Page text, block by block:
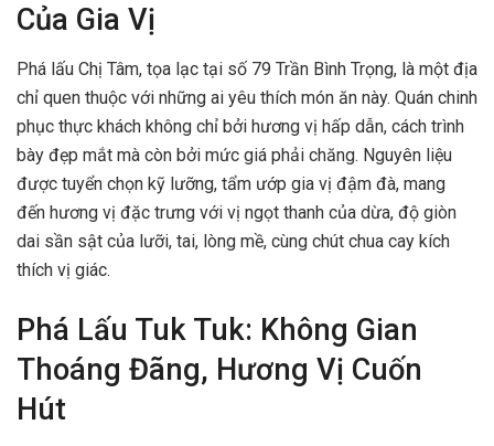
Của Gia Vị
Phá lấu Chị Tâm, tọa lạc tại số 79 Trần Bình Trọng, là một địa
chỉ quen thuộc với những ai yêu thích món ăn này. Quán chinh
phục thực khách không chỉ bởi hương vị hấp dẫn, cách trình
bày đẹp mắt mà còn bởi mức giá phải chăng. Nguyên liệu
được tuyển chọn kỹ lưỡng, tẩm ướp gia vị đậm đà, mang
đến hương vị đặc trưng với vị ngọt thanh của dừa, độ giòn
dai sần sật của lưỡi, tai, lòng mề, cùng chút chua cay kích
thích vị giác.
Phá Lấu Tuk Tuk: Không Gian
Thoáng Đãng, Hương Vị Cuốn
Hút